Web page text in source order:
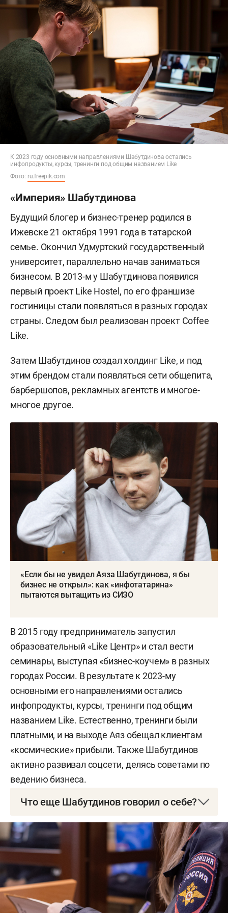
К 2023 году основными направлениями Шабутдинова остались
инфопродукты, курсы, тренинги под общим названием Like
Фото: ru.freepik.com
«Империя» Шабутдинова
Будущий блогер и бизнес-тренер родился в
Ижевске 21 октября 1991 года в татарской
семье. Окончил Удмуртский государственный
университет, параллельно начав заниматься
бизнесом. В 2013-м у Шабутдинова появился
первый проект Like Hostel, по его франшизе
гостиницы стали появляться в разных городах
страны. Следом был реализован проект Coffee
Like.
Затем Шабутдинов создал холдинг Like, и под
этим брендом стали появляться сети общепита,
барбершопов, рекламных агентств и многое-
многое другое.
«Если бы не увидел Аяза Шабутдинова, я бы
бизнес не открыл»: как «инфотатарина»
пытаются вытащить из СИЗО
В 2015 году предприниматель запустил
образовательный «Like Центр» и стал вести
семинары, выступая «бизнес-коучем» в разных
городах России. В результате к 2023-му
основными его направлениями остались
инфопродукты, курсы, тренинги под общим
названием Like. Естественно, тренинги были
платными, и на выходе Аяз обещал клиентам
«космические» прибыли. Также Шабутдинов
активно развивал соцсети, делясь советами по
ведению бизнеса.
Что еще Шабутдинов говорил о себе?
В одной из популярных соцсетей, где у него на
момент ареста было около 2 млн подписчиков,
себя он называл миллиардером и основателем
бизнес-школы нового поколения номер один в
стране. Говорил о себе, что родом он из простой
семьи, а рос в поселке Куеда Пермского края. К